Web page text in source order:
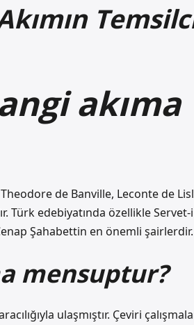
akıma
de Banville, Leconte de
Türk edebiyatında özellikle Servet-
Şahabettin en önemli şairlerdir.
mensuptur?
ulaşmıştır. Çeviri